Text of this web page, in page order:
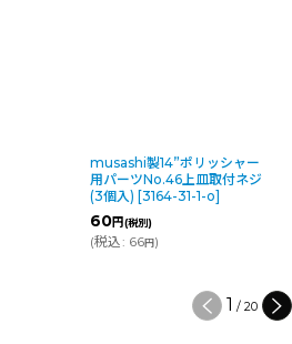
musashi製14”ポリッシャー
用パーツNo.46上皿取付ネジ
(3個入) [3164-31-1-o]
60円(税別)
(税込: 66円)
1 / 20